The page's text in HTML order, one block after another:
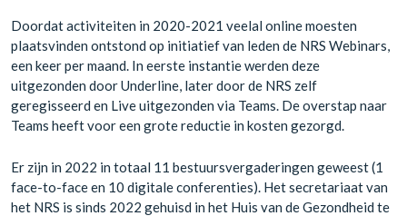
Doordat activiteiten in 2020-2021 veelal online moesten
plaatsvinden ontstond op initiatief van leden de NRS Webinars,
een keer per maand. In eerste instantie werden deze
uitgezonden door Underline, later door de NRS zelf
geregisseerd en Live uitgezonden via Teams. De overstap naar
Teams heeft voor een grote reductie in kosten gezorgd.
Er zijn in 2022 in totaal 11 bestuursvergaderingen geweest (1
face-to-face en 10 digitale conferenties). Het secretariaat van
het NRS is sinds 2022 gehuisd in het Huis van de Gezondheid te